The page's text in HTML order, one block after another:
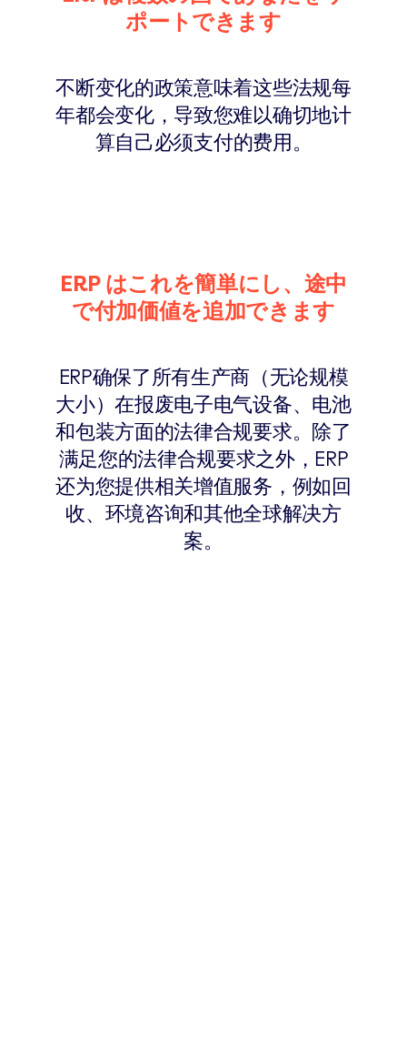
ポートできます
不断变化的政策意味着这些法规每
年都会变化，导致您难以确切地计
算自己必须支付的费用。
ERP はこれを簡単にし、途中
で付加価値を追加できます
ERP确保了所有生产商（无论规模
大小）在报废电子电气设备、电池
和包装方面的法律合规要求。除了
满足您的法律合规要求之外，ERP
还为您提供相关增值服务，例如回
收、环境咨询和其他全球解决方
案。